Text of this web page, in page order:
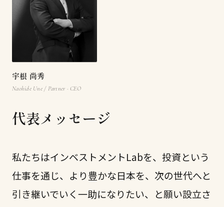
宇根 尚秀
Naohide Une / Partner · CEO
代表メッセージ
私たちはインベストメントLabを、投資という
仕事を通じ、より豊かな日本を、次の世代へと
引き継いでいく一助になりたい、と願い設立さ